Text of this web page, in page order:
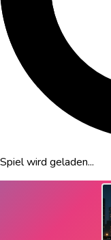
Spiel wird geladen...